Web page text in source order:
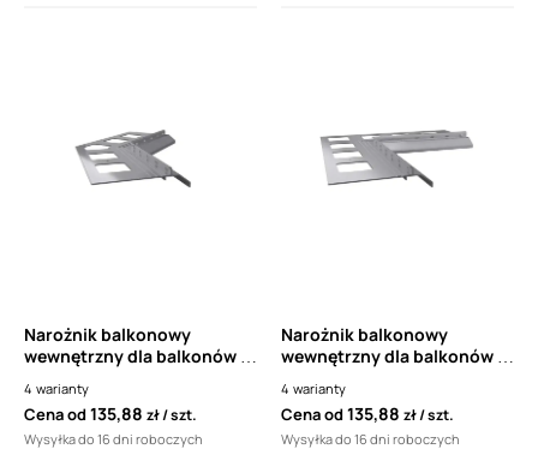
Narożnik balkonowy
wewnętrzny dla balkonów z
drenażową Renoplast K20
135°
4 warianty
Cena od135,88 zł szt.
Wysyłka do 16 dni roboczych
Narożnik balkonowy
wewnętrzny dla balkonów z
drenażową Renoplast K20
90°
4 warianty
Cena od135,88 zł szt.
Wysyłka do 16 dni roboczych